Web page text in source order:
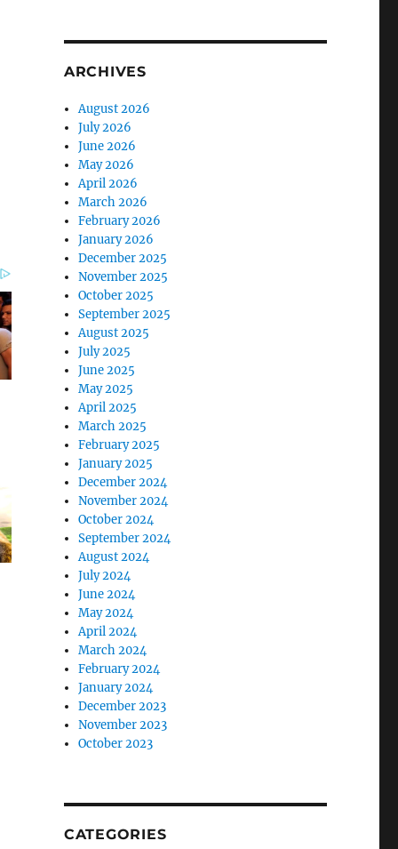
ARCHIVES
August 2026
July 2026
June 2026
May 2026
April 2026
March 2026
February 2026
January 2026
December 2025
November 2025
October 2025
September 2025
August 2025
July 2025
June 2025
May 2025
April 2025
March 2025
February 2025
January 2025
December 2024
November 2024
October 2024
September 2024
August 2024
July 2024
June 2024
May 2024
April 2024
March 2024
February 2024
January 2024
December 2023
November 2023
October 2023
CATEGORIES